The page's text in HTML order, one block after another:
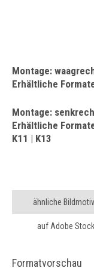
Montage:
Erhältliche
Montage:
Erhältliche
K11 | K13
ähnliche
auf Adobe Stock
Formatvorschau